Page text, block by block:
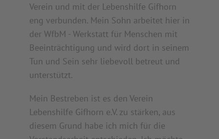
Verein und mit der Lebenshilfe Gifhorn
eng verbunden. Mein Sohn arbeitet hier in
der WfbM - Werkstatt für Menschen mit
Beeinträchtigung und wird dort in seinem
Tun und Sein sehr liebevoll betreut und
unterstützt.
Mein Bestreben ist es den Verein
Lebenshilfe Gifhorn e.V. zu stärken, aus
diesem Grund habe ich mich für die